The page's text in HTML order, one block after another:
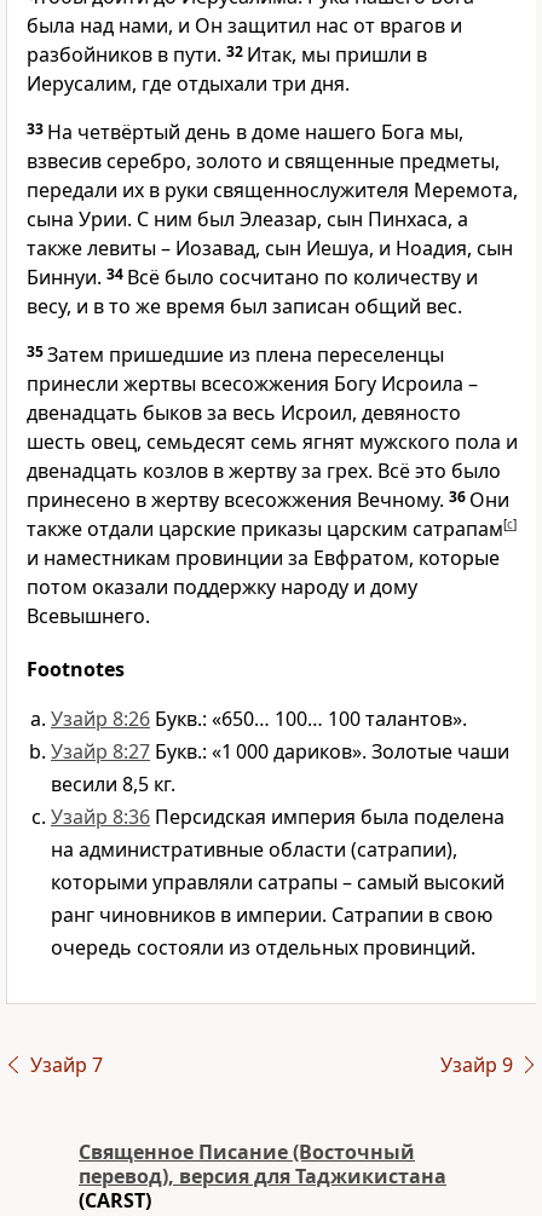
была над нами, и Он защитил нас от врагов и
разбойников в пути. 32 Итак, мы пришли в
Иерусалим, где отдыхали три дня.
33 На четвёртый день в доме нашего Бога мы,
взвесив серебро, золото и священные предметы,
передали их в руки священнослужителя Меремота,
сына Урии. С ним был Элеазар, сын Пинхаса, а
также левиты – Иозавад, сын Иешуа, и Ноадия, сын
Биннуи. 34 Всё было сосчитано по количеству и
весу, и в то же время был записан общий вес.
35Затем пришедшие из плена переселенцы
принесли жертвы всесожжения Богу Исроила –
двенадцать быков за весь Исроил, девяносто
шесть овец, семьдесят семь ягнят мужского пола и
двенадцать козлов в жертву за грех. Всё это было
принесено в жертву всесожжения Вечному. 36 Они
также отдали царские приказы царским сатрапам[c]
и наместникам провинции за Евфратом, которые
потом оказали поддержку народу и дому
Всевышнего.
Footnotes
Узайр 8:26 Букв.: «650… 100… 100 талантов».
Узайр 8:27 Букв.: «1 000 дариков». Золотые чаши
весили 8,5 кг.
Узайр 8:36 Персидская империя была поделена
на административные области (сатрапии),
которыми управляли сатрапы – самый высокий
ранг чиновников в империи. Сатрапии в свою
очередь состояли из отдельных провинций.
Узайр 7 Узайр 9
Священное Писание (Восточный
перевод), версия для Таджикистана
(CARST)